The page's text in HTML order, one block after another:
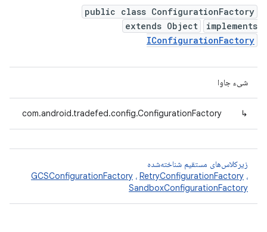
public class ConfigurationFactory
extends Object
implements
IConfigurationFactory
شیء جاوا
↳
com.android.tradefed.config.ConfigurationFactory
زیرکلاس‌های مستقیم شناخته‌شده
GCSConfigurationFactory ، RetryConfigurationFactory ،
SandboxConfigurationFactory